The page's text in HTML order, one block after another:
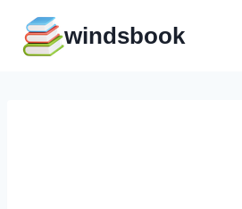
содержимому
windsbook